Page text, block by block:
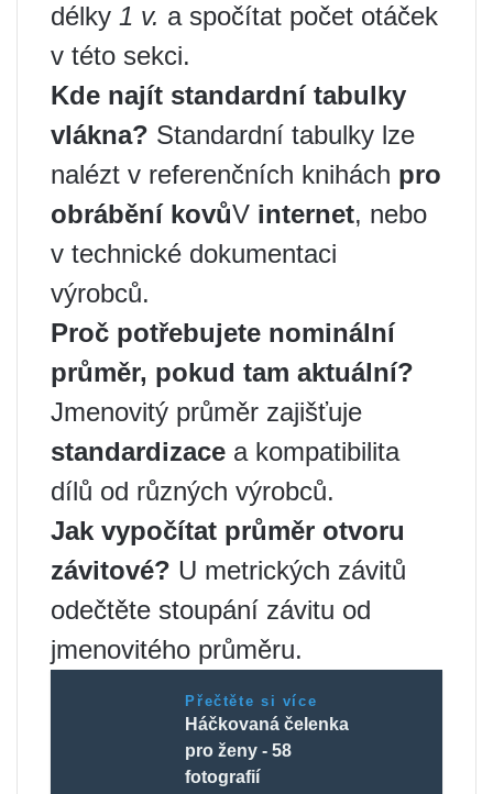
délky 1 v. a spočítat počet otáček
v této sekci.
Kde najít standardní tabulky
vlákna? Standardní tabulky lze
nalézt v referenčních knihách pro
obrábění kovůV internet, nebo
v technické dokumentaci
výrobců.
Proč potřebujete nominální
průměr, pokud tam aktuální?
Jmenovitý průměr zajišťuje
standardizace a kompatibilita
dílů od různých výrobců.
Jak vypočítat průměr otvoru
závitové? U metrických závitů
odečtěte stoupání závitu od
jmenovitého průměru.
Přečtěte si více
Háčkovaná čelenka
pro ženy - 58
fotografií